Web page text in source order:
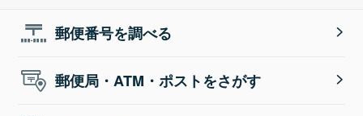
郵便番号を調べる
郵便局・ATM・ポストをさがす